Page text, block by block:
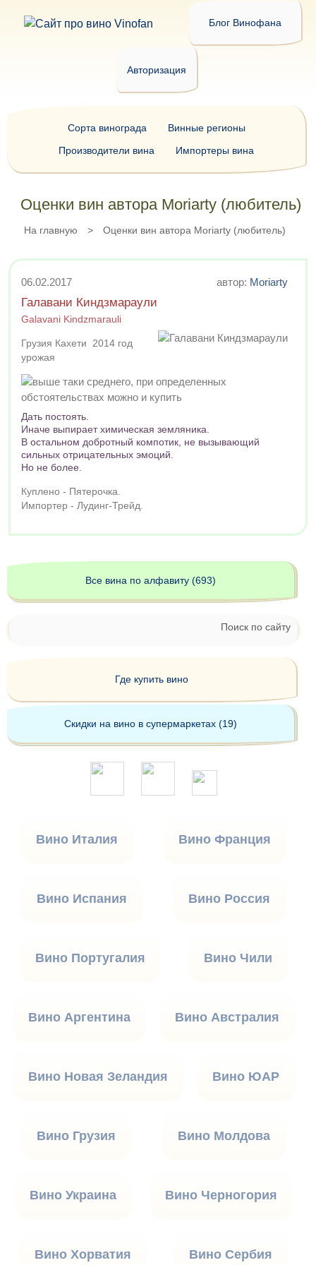
Блог Винофана
Авторизация
Оценки вин автора Moriarty (любитель)
На главную > Оценки вин автора Moriarty (любитель)
06.02.2017 автор: Moriarty
Галавани Киндзмараули
Galavani Kindzmarauli
Грузия Кахети 2014 год
урожая
Дать постоять.
Иначе выпирает химическая земляника.
В остальном добротный компотик, не вызывающий
сильных отрицательных эмоций.
Но не более.
Куплено - Пятерочка.
Импортер - Лудинг-Трейд.
Сорта винограда
Винные регионы
Производители вина
Импортеры вина
Все вина по алфавиту (693)
Поиск по сайту
Где купить вино
Скидки на вино в супермаркетах (19)
Вино Италия Вино Франция
Вино Испания Вино Россия
Вино Португалия Вино Чили
Вино Аргентина Вино Австралия
Вино Новая Зеландия Вино ЮАР
Вино Грузия Вино Молдова
Вино Украина Вино Черногория
Вино Хорватия Вино Сербия